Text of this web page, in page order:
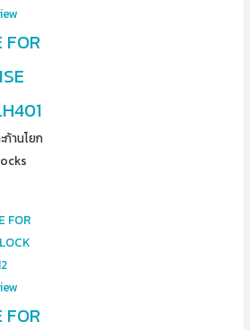
FOR
ก้านโยก
FOR